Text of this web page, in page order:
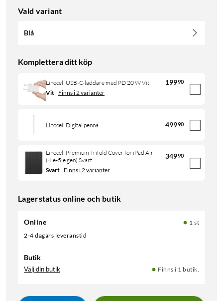
Vald variant
Blå
Komplettera ditt köp
Linocell USB-C-laddare med PD 20 W Vit 19990
Vit Finns i 2 varianter
Linocell Digital penna 49990
Linocell Premium Trifold Cover för iPad Air
(4:e-5:e gen) Svart
34990
Svart Finns i 2 varianter
Lagerstatus online och butik
Online
1 st
2-4 dagars leveranstid
Butik
Välj din butik Finns i 1 butik.